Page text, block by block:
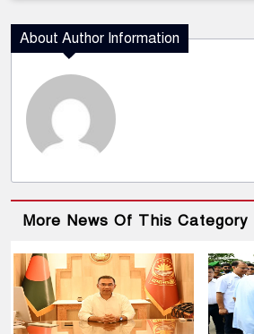
About Author Information
More News Of This Category